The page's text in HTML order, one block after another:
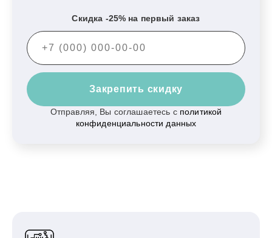
Скидка -25% на первый заказ
Закрепить скидку
Отправляя, Вы соглашаетесь с политикой
конфиденциальности данных